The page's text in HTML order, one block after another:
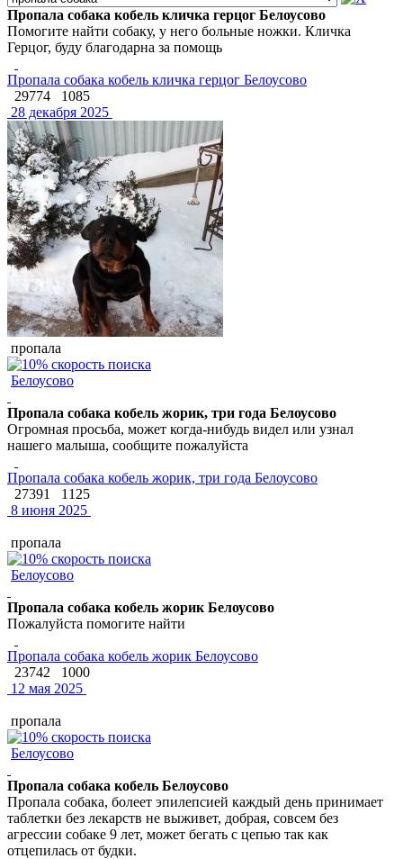
Пропала собака кобель кличка герцог Белоусово
Помогите найти собаку, у него больные ножки. Кличка
Герцог, буду благодарна за помощь
Пропала собака кобель кличка герцог Белоусово
29774
1085
28 декабря 2025
пропала
Белоусово
Пропала собака кобель жорик, три года Белоусово
Огромная просьба, может когда-нибудь видел или узнал
нашего малыша, сообщите пожалуйста
Пропала собака кобель жорик, три года Белоусово
27391
1125
8 июня 2025
пропала
Белоусово
Пропала собака кобель жорик Белоусово
Пожалуйста помогите найти
Пропала собака кобель жорик Белоусово
23742
1000
12 мая 2025
пропала
Белоусово
Пропала собака кобель Белоусово
Пропала собака, болеет эпилепсией каждый день принимает
таблетки без лекарств не выживет, добрая, совсем без
агрессии собаке 9 лет, может бегать с цепью так как
отцепилась от будки.